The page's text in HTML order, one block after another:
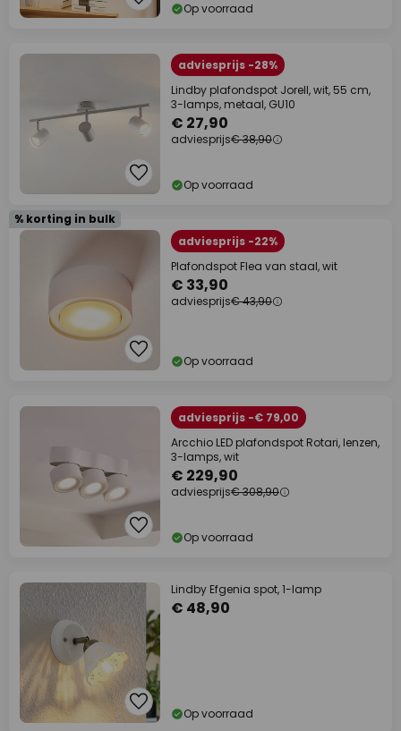
Op voorraad
adviesprijs -28%
Lindby plafondspot Jorell, wit, 55 cm,
3-lamps, metaal, GU10
€ 27,90
adviesprijs€ 38,90
Op voorraad
% korting in bulk
adviesprijs -22%
Plafondspot Flea van staal, wit
€ 33,90
adviesprijs€ 43,90
Op voorraad
adviesprijs -€ 79,00
Arcchio LED plafondspot Rotari, lenzen,
3-lamps, wit
€ 229,90
adviesprijs€ 308,90
Op voorraad
Lindby Efgenia spot, 1-lamp
€ 48,90
Op voorraad